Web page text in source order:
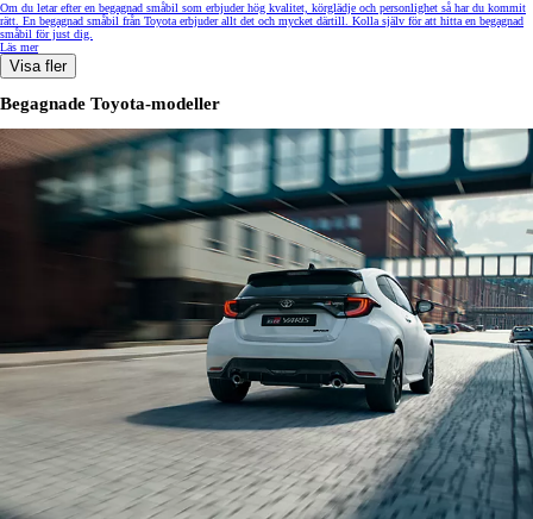
Om du letar efter en begagnad småbil som erbjuder hög kvalitet, körglädje och personlighet så har du kommit
rätt. En begagnad småbil från Toyota erbjuder allt det och mycket därtill. Kolla själv för att hitta en begagnad
småbil för just dig.
Läs mer
Visa fler
Begagnade Toyota-modeller